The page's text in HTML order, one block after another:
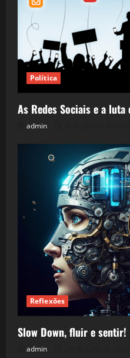
Política
As Redes Sociais e a luta
admin
Reflexões
Slow Down, fluir e sentir!
admin